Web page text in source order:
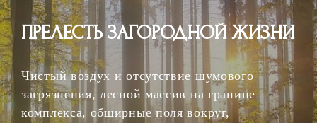
ПРЕЛЕСТЬ ЗАГОРОДНОЙ ЖИЗНИ
Чистый воздух и отсутствие шумового
загрязнения, лесной массив на границе
комплекса, обширные поля вокруг,